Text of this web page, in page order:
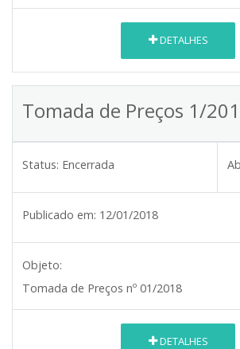
DETALHES
Tomada de Preços 1/
Status: Encerrada
Publicado em: 12/01/2018
Objeto:
Tomada de Preços nº 01/2018
DETALHES